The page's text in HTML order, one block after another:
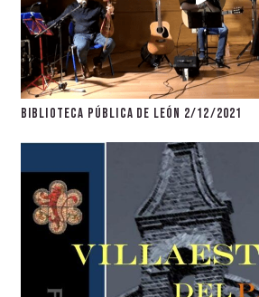
Biblioteca Pública de León 2/12/2021